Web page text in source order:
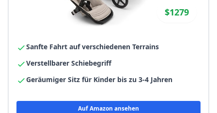
$1279
Sanfte Fahrt auf verschiedenen Terrains
Verstellbarer Schiebegriff
Geräumiger Sitz für Kinder bis zu 3-4 Jahren
Auf Amazon ansehen